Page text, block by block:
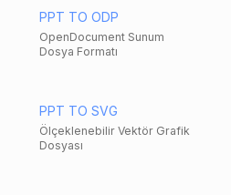
PPT TO ODP
OpenDocument Sunum
Dosya Formatı
PPT TO SVG
Ölçeklenebilir Vektör Grafik
Dosyası